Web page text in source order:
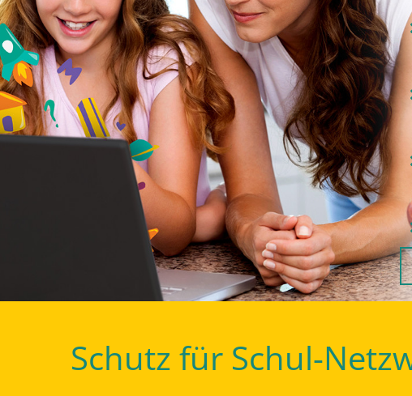
Schutz für Schul-